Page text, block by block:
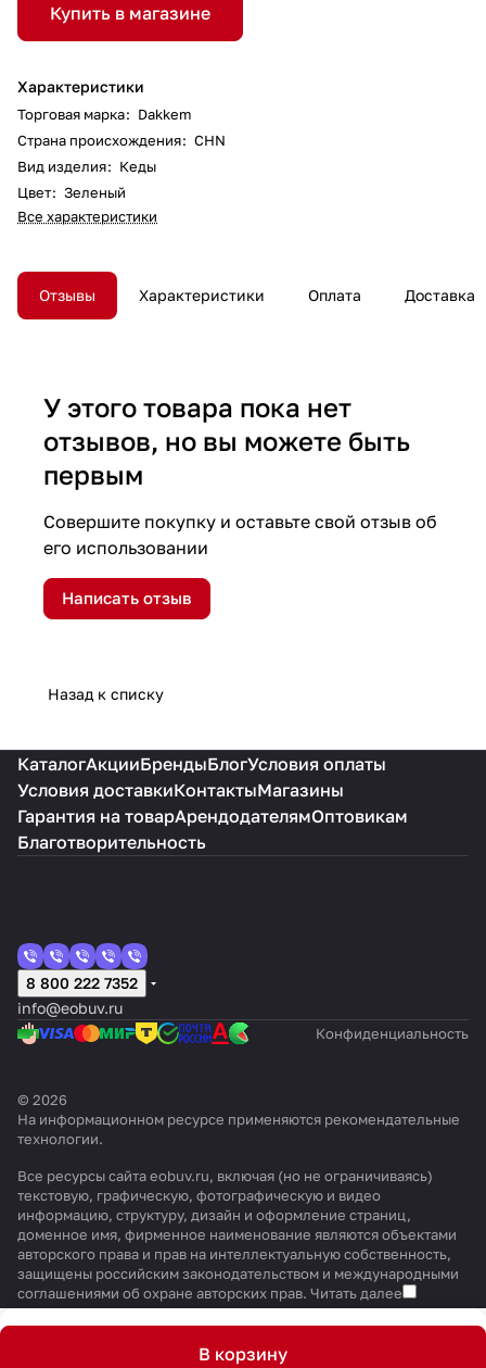
Купить в магазине
Характеристики
Торговая марка: Dakkem
Страна происхождения: CHN
Вид изделия: Кеды
Цвет: Зеленый
Все характеристики
Отзывы Характеристики Оплата Доставка
У этого товара пока нет
отзывов, но вы можете быть
первым
Совершите покупку и оставьте свой отзыв об
его использовании
Написать отзыв
Назад к списку
В корзину
КаталогАкцииБрендыБлогУсловия оплаты
Условия доставкиКонтактыМагазины
Гарантия на товарАрендодателямОптовикам
Благотворительность
8 800 222 7352
info@eobuv.ru
Конфиденциальность
© 2026
На информационном ресурсе применяются рекомендательные
технологии.
Все ресурсы сайта eobuv.ru, включая (но не ограничиваясь)
текстовую, графическую, фотографическую и видео
информацию, структуру, дизайн и оформление страниц,
доменное имя, фирменное наименование являются объектами
авторского права и прав на интеллектуальную собственность,
защищены российским законодательством и международными
соглашениями об охране авторских прав. Читать далее